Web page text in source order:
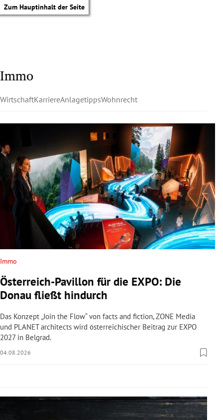
Zum Hauptinhalt der Seite
Untermenü
Untermenü
Untermenü
Untermenü
Untermenü
Untermenü
Untermenü
Immo
WirtschaftKarriereAnlagetippsWohnrecht
Immo
Österreich-Pavillon für die EXPO: Die
Donau fließt hindurch
Das Konzept „Join the Flow“ von facts and fiction, ZONE Media
und PLANET architects wird österreichischer Beitrag zur EXPO
2027 in Belgrad.
04.08.2026